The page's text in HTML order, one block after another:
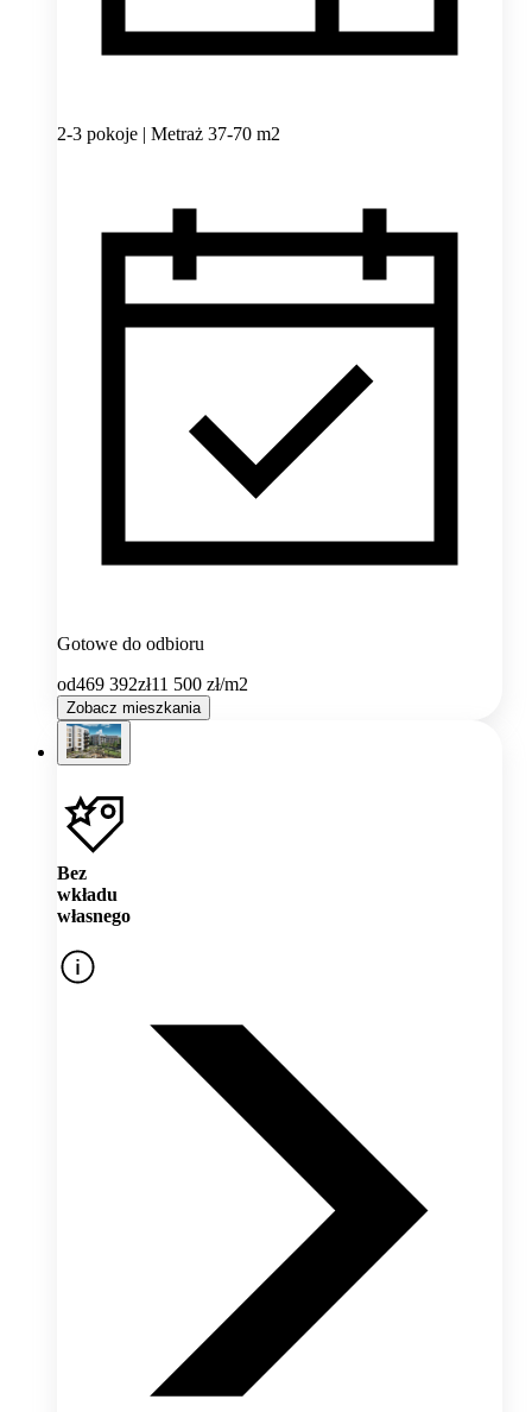
2-3 pokoje | Metraż 37-70 m2
Gotowe do odbioru
od469 392zł11 500 zł/m2
Zobacz mieszkania
Bez
wkładu
własnego